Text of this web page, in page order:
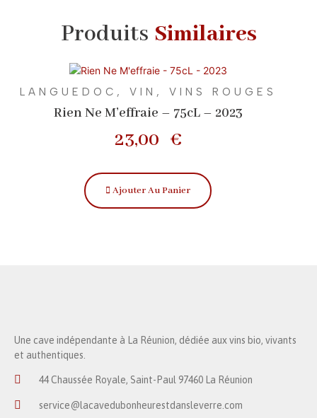
Produits Similaires
LANGUEDOC , VIN , VINS ROUGES
Rien Ne M’effraie – 75cL – 2023
23,00 €
Ajouter Au Panier
Une cave indépendante à La Réunion, dédiée aux vins bio, vivants
et authentiques.
44 Chaussée Royale, Saint-Paul 97460 La Réunion
service@lacavedubonheurestdansleverre.com